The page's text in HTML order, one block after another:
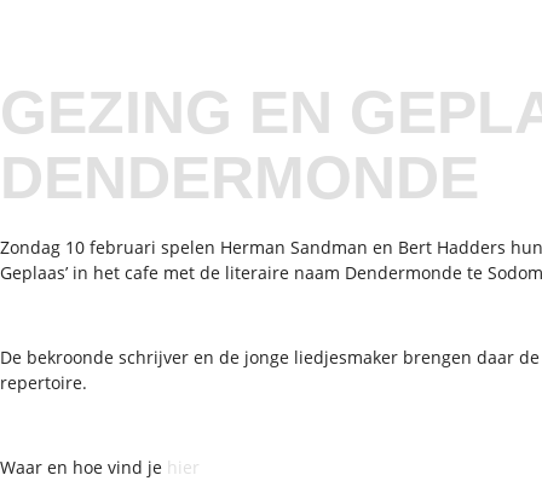
GEZING EN
DENDERMONDE
Zondag 10 februari spelen Herman Sandman en Bert Hadders
Geplaas’ in het cafe met de literaire naam Dendermonde te
De bekroonde schrijver en de jonge liedjesmaker brengen daar
repertoire.
Waar en hoe vind je hier